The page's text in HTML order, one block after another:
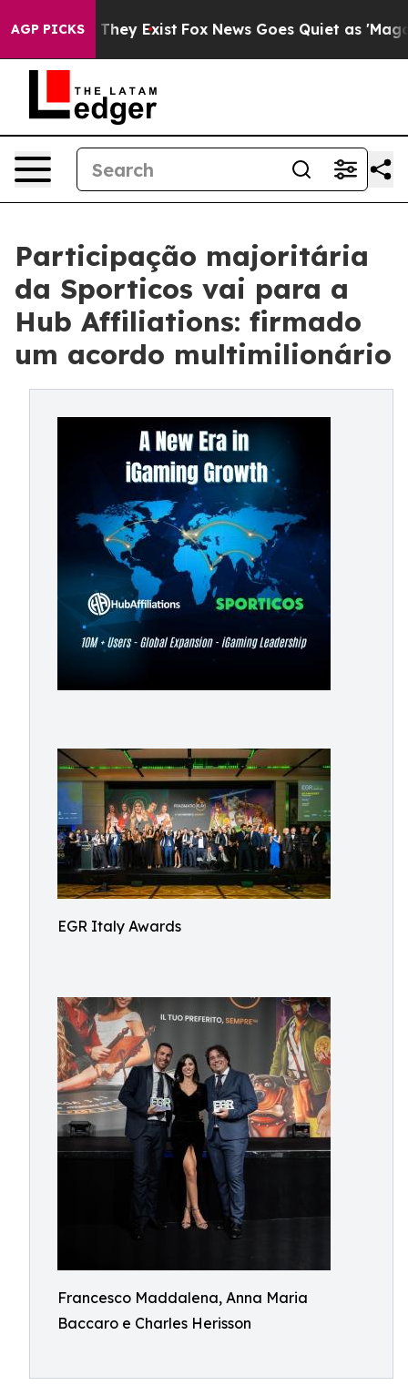
AGP PICKSThey Exist Fox News Goes Quiet as 'Maga
Participação majoritária
da Sporticos vai para a
Hub Affiliations: firmado
um acordo multimilionário
EGR Italy Awards
Francesco Maddalena, Anna Maria
Baccaro e Charles Herisson